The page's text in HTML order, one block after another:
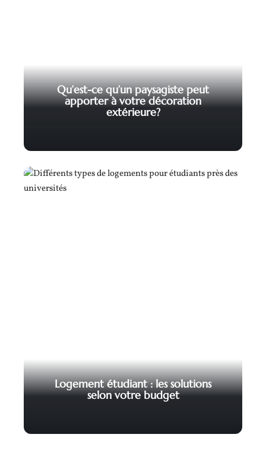
Qu’est-ce qu’un paysagiste peut
apporter à votre décoration
extérieure?
Logement étudiant : les solutions
selon votre budget